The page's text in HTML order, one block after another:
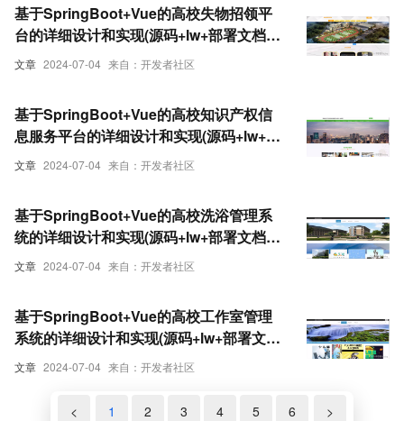
文章 2024-07-04 来自：开发者社区
基于SpringBoot+Vue的高校失物招领平
台的详细设计和实现(源码+lw+部署文档
+讲解等)
文章 2024-07-04 来自：开发者社区
基于SpringBoot+Vue的高校知识产权信
息服务平台的详细设计和实现(源码+lw+部
署文档+讲解等)
文章 2024-07-04 来自：开发者社区
基于SpringBoot+Vue的高校洗浴管理系
统的详细设计和实现(源码+lw+部署文档
+讲解等)
文章 2024-07-04 来自：开发者社区
基于SpringBoot+Vue的高校工作室管理
系统的详细设计和实现(源码+lw+部署文档
+讲解等)
< 1 2 3 4 5 6 >